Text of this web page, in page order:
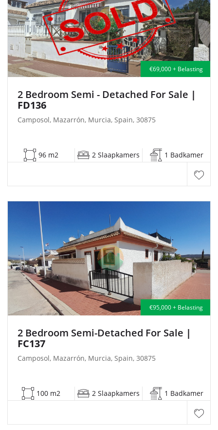
€69,000 + Belasting
2 Bedroom Semi - Detached For Sale |
FD136
Camposol, Mazarrón, Murcia, Spain, 30875
96 m2 2 Slaapkamers 1 Badkamer
€95,000 + Belasting
2 Bedroom Semi-Detached For Sale |
FC137
Camposol, Mazarrón, Murcia, Spain, 30875
100 m2 2 Slaapkamers 1 Badkamer